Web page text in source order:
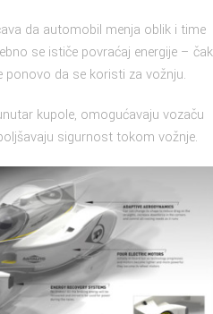
da automobil menja oblik i time
se ističe povraćaj energije – čak
ponovo da se koristi za vožnju.
kupole, omogućavaju vozaču
sigurnost tokom vožnje.